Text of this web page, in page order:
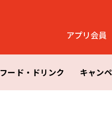
アプリ会員
フード・ドリンク キャン